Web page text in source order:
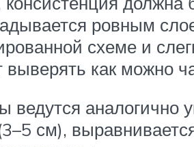
ровным
схеме и
выверять как можно
аналогично
см),